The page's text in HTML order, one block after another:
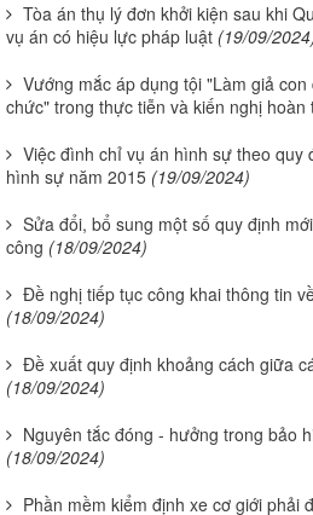
Tòa án thụ lý đơn khởi kiện sau khi
vụ án có hiệu lực pháp luật (19/09/
Vướng mắc áp dụng tội "Làm giả
chức" trong thực tiễn và kiến nghị hoàn
Việc đình chỉ vụ án hình sự theo quy
hình sự năm 2015 (19/09/2024)
Sửa đổi, bổ sung một số quy định
công (18/09/2024)
Đề nghị tiếp tục công khai thông tin
(18/09/2024)
Đề xuất quy định khoảng cách giữa
(18/09/2024)
Nguyên tắc đóng - hưởng trong bảo
(18/09/2024)
Phần mềm kiểm định xe cơ giới phải